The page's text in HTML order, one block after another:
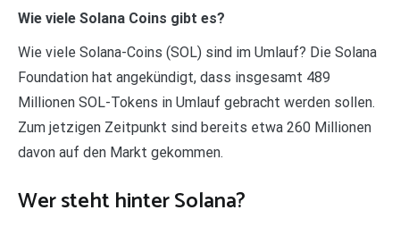
Wie viele Solana Coins gibt es?
Wie viele Solana-Coins (SOL) sind im Umlauf? Die Solana
Foundation hat angekündigt, dass insgesamt 489
Millionen SOL-Tokens in Umlauf gebracht werden sollen.
Zum jetzigen Zeitpunkt sind bereits etwa 260 Millionen
davon auf den Markt gekommen.
Wer steht hinter Solana?